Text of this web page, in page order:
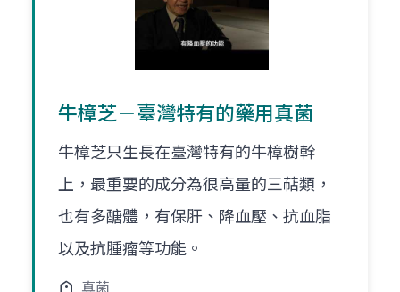
牛樟芝－臺灣特有的藥用真菌
牛樟芝只生長在臺灣特有的牛樟樹幹
上，最重要的成分為很高量的三萜類，
也有多醣體，有保肝、降血壓、抗血脂
以及抗腫瘤等功能。
真菌